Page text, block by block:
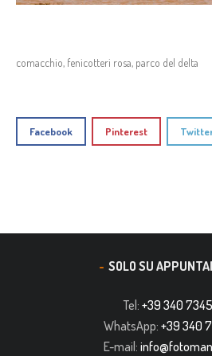
comacchio, fenicotteri rosa, parco del delta
Facebook Pinterest
SOLO SU
Tel: +39 340
WhatsApp: +39 340
E-mail: